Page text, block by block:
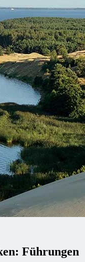
Führungen